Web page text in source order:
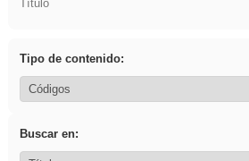
Título
Tipo de contenido:
Buscar en: